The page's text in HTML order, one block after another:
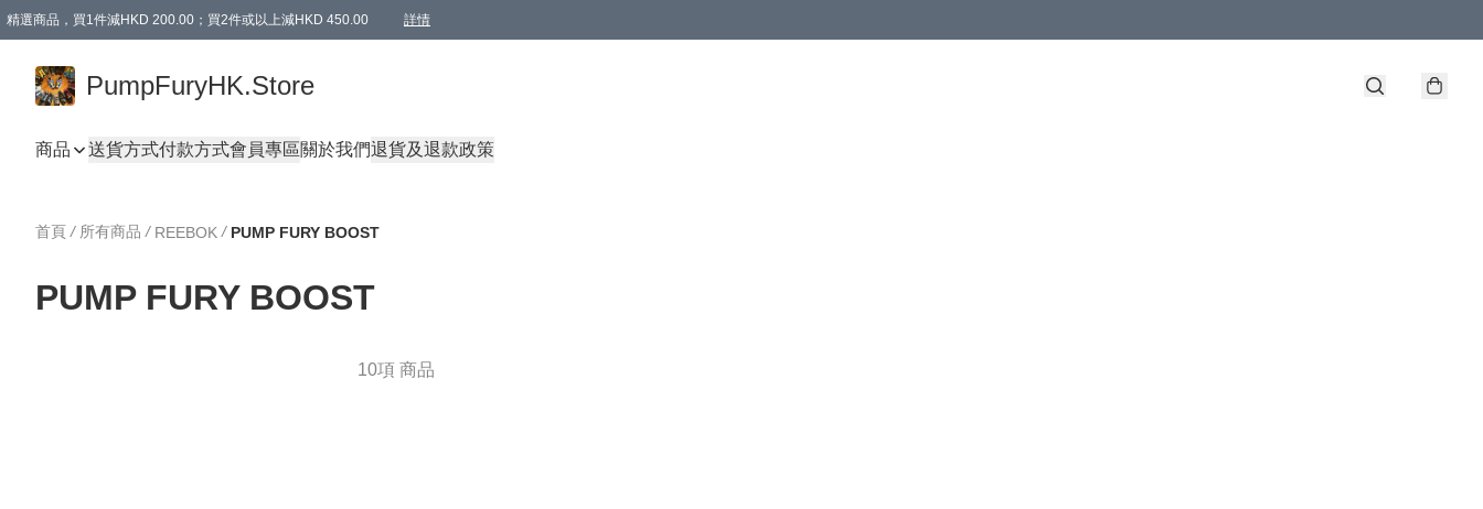
精選商品，買1件減HKD 200.00；買2件或以上減HKD 450.00 詳情
PumpFuryHK.Store
商品 送貨方式付款方式會員專區關於我們退貨及退款政策
首頁 / 所有商品 / REEBOK / PUMP FURY BOOST
PUMP FURY BOOST
10項 商品